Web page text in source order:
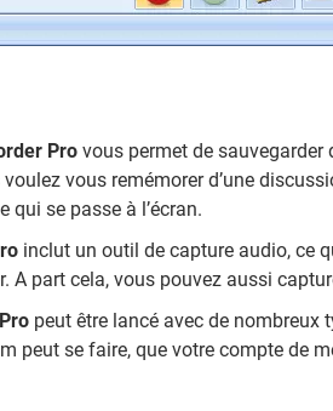
Pro vous permet de sauvegarder
vous remémorer d’une
qui se passe à l’écran.
inclut un outil de capture audio, ce
part cela, vous pouvez aussi
peut être lancé avec de nombreux
peut se faire, que votre compte de